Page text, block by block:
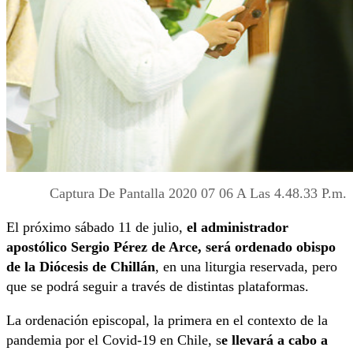
Captura De Pantalla 2020 07 06 A Las 4.48.33 P.m.
El próximo sábado 11 de julio, el administrador
apostólico Sergio Pérez de Arce, será ordenado obispo
de la Diócesis de Chillán, en una liturgia reservada, pero
que se podrá seguir a través de distintas plataformas.
La ordenación episcopal, la primera en el contexto de la
pandemia por el Covid-19 en Chile, se llevará a cabo a